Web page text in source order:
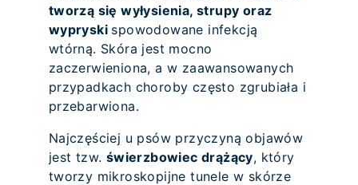
tworzą się wyłysienia, strupy oraz
wypryski spowodowane infekcją
wtórną. Skóra jest mocno
zaczerwieniona, a w zaawansowanych
przypadkach choroby często zgrubiała i
przebarwiona.
Najczęściej u psów przyczyną objawów
jest tzw. świerzbowiec drążący, który
tworzy mikroskopijne tunele w skórze